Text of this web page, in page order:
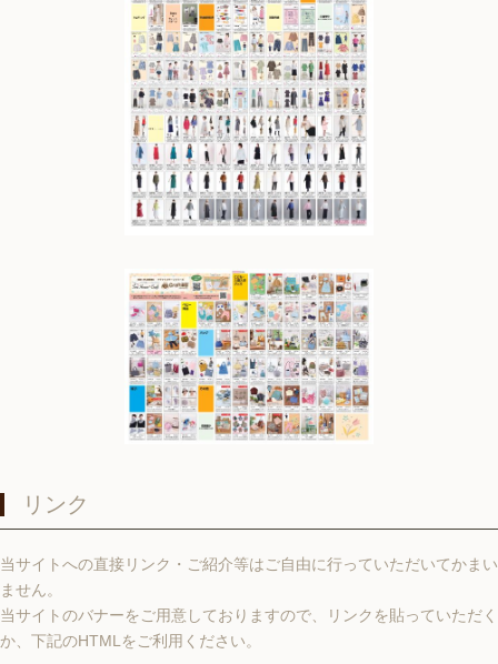
リンク
当サイトへの直接リンク・ご紹介等はご自由に行っていただいてかまい
ません。
当サイトのバナーをご用意しておりますので、リンクを貼っていただく
か、下記のHTMLをご利用ください。